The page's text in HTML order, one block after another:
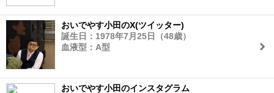
おいでやす小田のX(ツイッター)
誕生日：1978年7月25日（48歳）
血液型：A型
おいでやす小田のインスタグラム